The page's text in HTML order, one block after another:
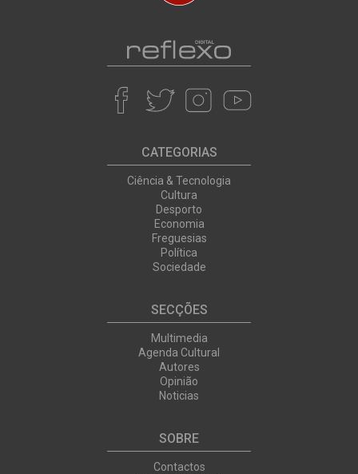
CATEGORIAS
Ciência & Tecnologia
Cultura
Desporto
Economia
Freguesias
Política
Sociedade
SECÇÕES
Multimedia
Agenda Cultural
Autores
Opinião
Noticias
SOBRE
Contactos